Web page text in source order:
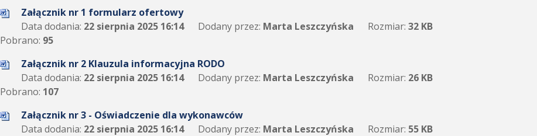
Załącznik nr 1 formularz ofertowy
Data dodania: 22 sierpnia 2025 16:14 Dodany przez: Marta Leszczyńska Rozmiar: 32 KB
Pobrano: 95
Załącznik nr 2 Klauzula informacyjna RODO
Data dodania: 22 sierpnia 2025 16:14 Dodany przez: Marta Leszczyńska Rozmiar: 26 KB
Pobrano: 107
Załącznik nr 3 - Oświadczenie dla wykonawców
Data dodania: 22 sierpnia 2025 16:14 Dodany przez: Marta Leszczyńska Rozmiar: 55 KB